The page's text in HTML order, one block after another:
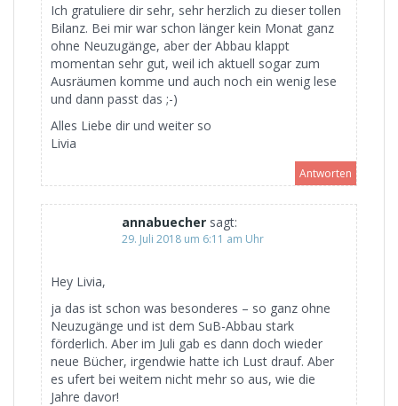
Ich gratuliere dir sehr, sehr herzlich zu dieser tollen
Bilanz. Bei mir war schon länger kein Monat ganz
ohne Neuzugänge, aber der Abbau klappt
momentan sehr gut, weil ich aktuell sogar zum
Ausräumen komme und auch noch ein wenig lese
und dann passt das ;-)
Alles Liebe dir und weiter so
Livia
Antworten
annabuecher sagt:
29. Juli 2018 um 6:11 am Uhr
Hey Livia,
ja das ist schon was besonderes – so ganz ohne
Neuzugänge und ist dem SuB-Abbau stark
förderlich. Aber im Juli gab es dann doch wieder
neue Bücher, irgendwie hatte ich Lust drauf. Aber
es ufert bei weitem nicht mehr so aus, wie die
Jahre davor!